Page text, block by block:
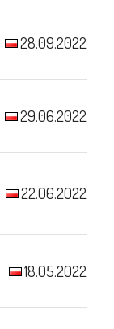
28.09.2022
29.06.2022
22.06.2022
18.05.2022